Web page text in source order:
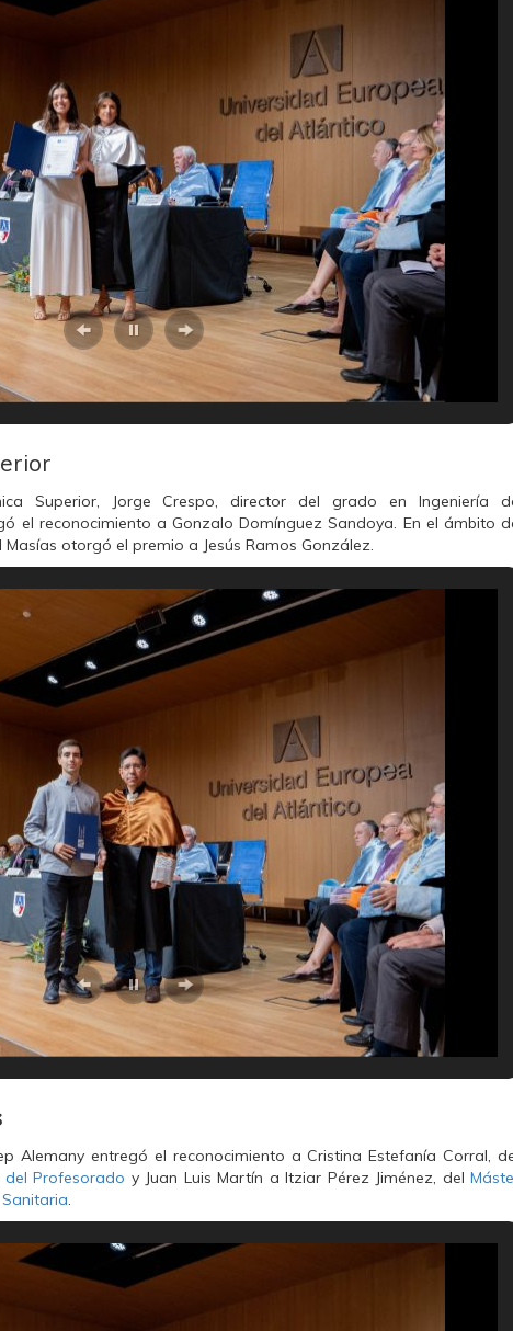
Superior, Jorge Crespo, director del grado en Ingeniería
el reconocimiento a Gonzalo Domínguez Sandoya. En el ámbito
Masías otorgó el premio a Jesús Ramos González.
Alemany entregó el reconocimiento a Cristina Estefanía Corral,
del Profesorado y Juan Luis Martín a Itziar Pérez Jiménez, del
.